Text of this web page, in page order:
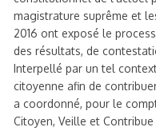
magistrature suprême et
2016 ont exposé le
des résultats, de
Interpellé par un tel
citoyenne afin de
a coordonné, pour le
Citoyen, Veille et